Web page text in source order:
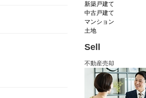
新築戸建て
中古戸建て
マンション
土地
Sell
不動産売却